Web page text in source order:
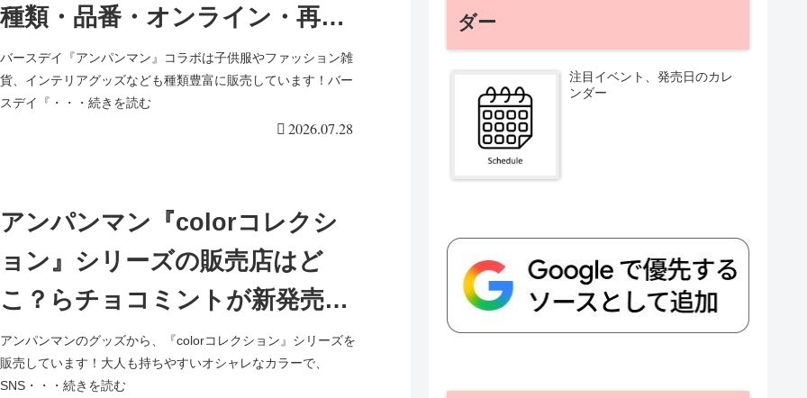
種類・品番・オンライン・再販
まとめ！取扱店はどこ？パジャ
マが2026/7/29より新発売！
バースデイ『アンパンマン』コラボは子供服やファッション雑
貨、インテリアグッズなども種類豊富に販売しています！バー
スデイ『・・・続きを読む
2026.07.28
アンパンマン『colorコレクシ
ョン』シリーズの販売店はど
こ？らチョコミントが新発売！
モノトーン、ピンクも！アンパ
ンマンこどもミュージアム ふ
アンパンマンのグッズから、『colorコレクション』シリーズを
販売しています！大人も持ちやすいオシャレなカラーで、
SNS・・・続きを読む
ダー
注目イベント、発売日のカレ
ンダー